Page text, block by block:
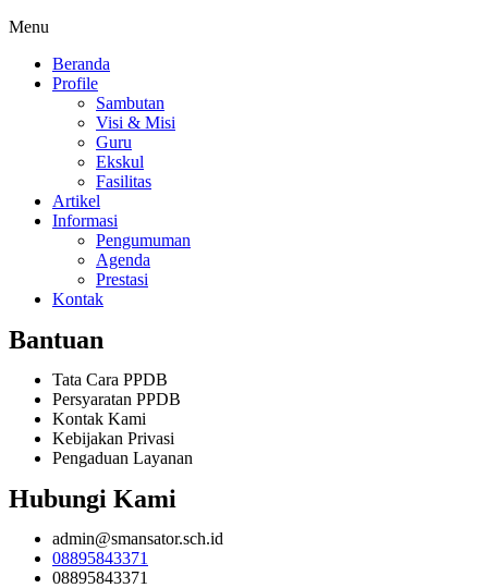
Menu
Beranda
Profile
Sambutan
Visi & Misi
Guru
Ekskul
Fasilitas
Artikel
Informasi
Pengumuman
Agenda
Prestasi
Kontak
Bantuan
Tata Cara PPDB
Persyaratan PPDB
Kontak Kami
Kebijakan Privasi
Pengaduan Layanan
Hubungi Kami
admin@smansator.sch.id
08895843371
08895843371